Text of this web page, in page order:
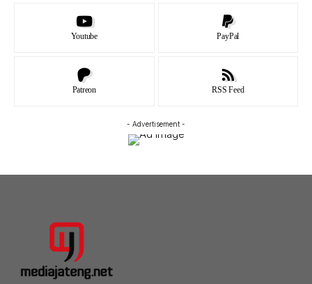
Youtube PayPal
Patreon RSS Feed
- Advertisement -